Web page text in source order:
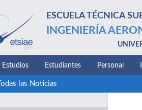
ESCUELA TÉCNICA
INGENIERÍA
Estudios Estudiantes Personal
Todas las Noticias